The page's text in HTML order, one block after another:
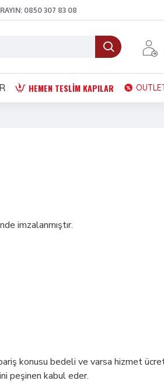
0850 307 83 08
HEMEN TESLIM KAPILAR
imzalanmıştır.
konusu bedeli ve varsa hizmet
peşinen kabul eder.